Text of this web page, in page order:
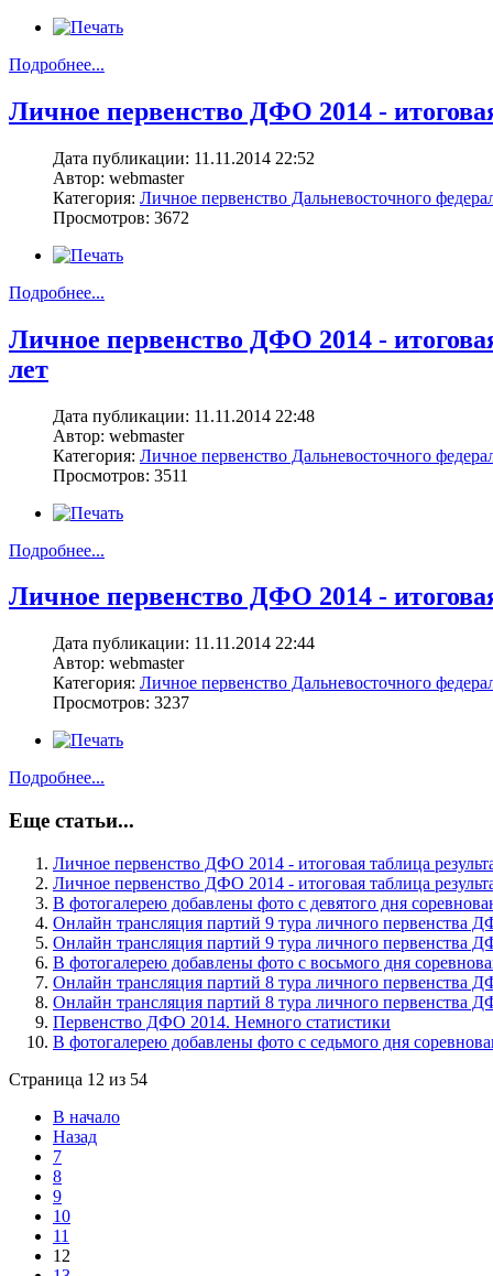
Подробнее...
Личное первенство ДФО 2014 -
Дата публикации: 11.11.2014 22:52
Автор: webmaster
Категория: Личное первенство Дальневосточного
Просмотров: 3672
Подробнее...
Личное первенство ДФО 2014 -
лет
Дата публикации: 11.11.2014 22:48
Автор: webmaster
Категория: Личное первенство Дальневосточного
Просмотров: 3511
Подробнее...
Личное первенство ДФО 2014 -
Дата публикации: 11.11.2014 22:44
Автор: webmaster
Категория: Личное первенство Дальневосточного
Просмотров: 3237
Подробнее...
Еще статьи...
Личное первенство ДФО 2014 - итоговая таблица
Личное первенство ДФО 2014 - итоговая таблица
В фотогалерею добавлены фото с девятого дня
Онлайн трансляция партий 9 тура личного первенства
Онлайн трансляция партий 9 тура личного первенства
В фотогалерею добавлены фото с восьмого дня
Онлайн трансляция партий 8 тура личного первенства
Онлайн трансляция партий 8 тура личного первенства
Первенство ДФО 2014. Немного статистики
В фотогалерею добавлены фото с седьмого дня
Страница 12 из 54
В начало
Назад
7
8
9
10
11
12